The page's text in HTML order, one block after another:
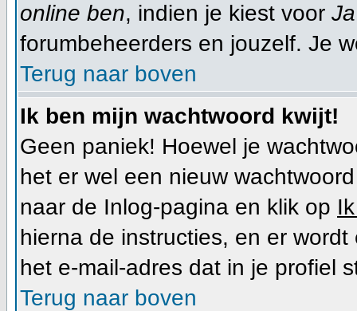
online ben, indien je kiest voor Ja
forumbeheerders en jouzelf. Je
Terug naar boven
Ik ben mijn wachtwoord kwijt!
Geen paniek! Hoewel je
het er wel een nieuw
naar de Inlog-pagina en klik op
hierna de instructies, en er
het e-mail-adres dat in je profiel
Terug naar boven